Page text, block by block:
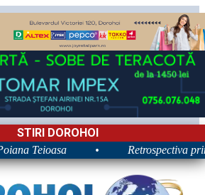
STIRI DOROHOI
Teioasa Retrospectiva